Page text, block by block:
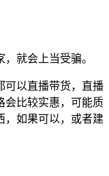
就会上当受骗。
可以直播带货，直播
会比较实惠，可能质
，如果可以，或者建